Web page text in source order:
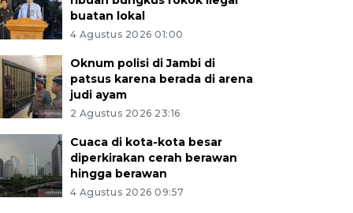
buatan lokal
4 Agustus 2026 01:00
Oknum polisi di Jambi di
patsus karena berada di arena
judi ayam
2 Agustus 2026 23:16
Cuaca di kota-kota besar
diperkirakan cerah berawan
hingga berawan
4 Agustus 2026 09:57